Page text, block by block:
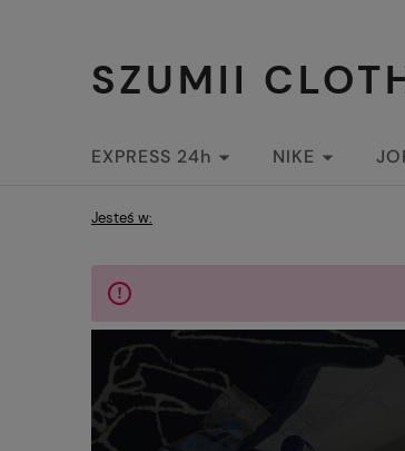
SZUMII
EXPRESS 24h NIKE
STREETWEAR
Jesteś w: